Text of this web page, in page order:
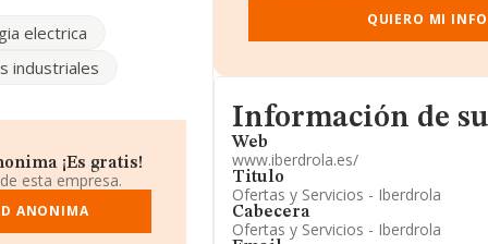
como
respecto al
los resultados. La
ese número
a los niveles de
su posición de
empresas
mejor en el
electrica
industriales
¡Es gratis!
esta empresa.
ANONIMA
QUIERO MI
Informacion de su página web
Información de
Web
www.iberdrola.es/
Titulo
Ofertas y Servicios - Iberdrola
Cabecera
Ofertas y Servicios - Iberdrola